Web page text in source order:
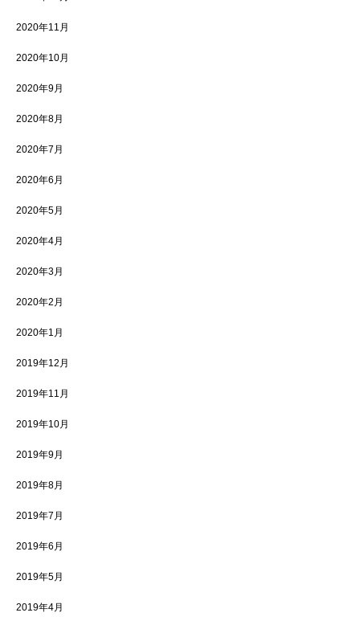
2020年11月
2020年10月
2020年9月
2020年8月
2020年7月
2020年6月
2020年5月
2020年4月
2020年3月
2020年2月
2020年1月
2019年12月
2019年11月
2019年10月
2019年9月
2019年8月
2019年7月
2019年6月
2019年5月
2019年4月